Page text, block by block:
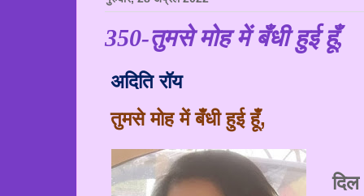
350-तुमसे मोह में बँधी हुई हूँ,
अदिति रॉय
तुमसे मोह मेंबँधी हुईहूँ,